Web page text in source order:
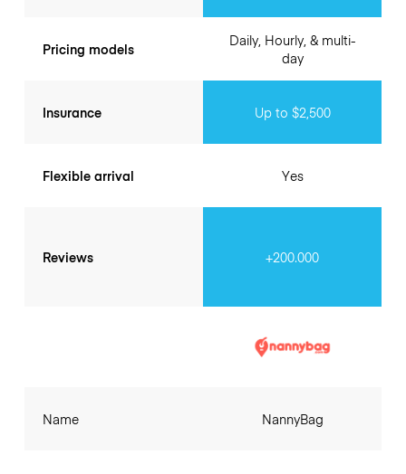
Pricing models
Insurance
Flexible arrival
Reviews
Daily, Hourly, & multi-
day
Up to $2,500
Yes
+200.000
Name NannyBag